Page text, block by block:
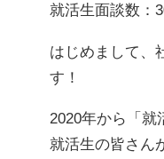
就活生面談数：
はじめまして、
す！
2020年から「就
就活生の皆さん